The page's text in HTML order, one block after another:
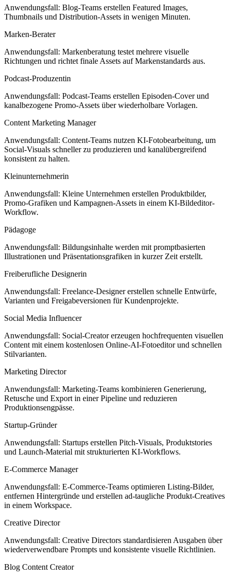
Anwendungsfall: Blog-Teams erstellen Featured Images,
Thumbnails und Distribution-Assets in wenigen Minuten.
Marken-Berater
Anwendungsfall: Markenberatung testet mehrere visuelle
Richtungen und richtet finale Assets auf Markenstandards aus.
Podcast-Produzentin
Anwendungsfall: Podcast-Teams erstellen Episoden-Cover und
kanalbezogene Promo-Assets über wiederholbare Vorlagen.
Content Marketing Manager
Anwendungsfall: Content-Teams nutzen KI-Fotobearbeitung, um
Social-Visuals schneller zu produzieren und kanalübergreifend
konsistent zu halten.
Kleinunternehmerin
Anwendungsfall: Kleine Unternehmen erstellen Produktbilder,
Promo-Grafiken und Kampagnen-Assets in einem KI-Bildeditor-
Workflow.
Pädagoge
Anwendungsfall: Bildungsinhalte werden mit promptbasierten
Illustrationen und Präsentationsgrafiken in kurzer Zeit erstellt.
Freiberufliche Designerin
Anwendungsfall: Freelance-Designer erstellen schnelle Entwürfe,
Varianten und Freigabeversionen für Kundenprojekte.
Social Media Influencer
Anwendungsfall: Social-Creator erzeugen hochfrequenten visuellen
Content mit einem kostenlosen Online-AI-Fotoeditor und schnellen
Stilvarianten.
Marketing Director
Anwendungsfall: Marketing-Teams kombinieren Generierung,
Retusche und Export in einer Pipeline und reduzieren
Produktionsengpässe.
Startup-Gründer
Anwendungsfall: Startups erstellen Pitch-Visuals, Produktstories
und Launch-Material mit strukturierten KI-Workflows.
E-Commerce Manager
Anwendungsfall: E-Commerce-Teams optimieren Listing-Bilder,
entfernen Hintergründe und erstellen ad-taugliche Produkt-Creatives
in einem Workspace.
Creative Director
Anwendungsfall: Creative Directors standardisieren Ausgaben über
wiederverwendbare Prompts und konsistente visuelle Richtlinien.
Blog Content Creator